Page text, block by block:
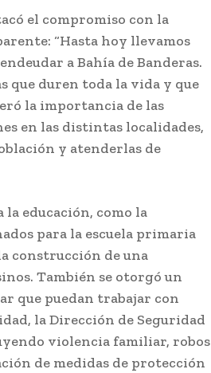
el compromiso con la
“Hasta hoy llevamos
a Bahía de Banderas.
que duren toda la vida y que
la importancia de las
en las distintas localidades,
y atenderlas de
educación, como la
para la escuela primaria
construcción de una
También se otorgó un
que puedan trabajar con
la Dirección de Seguridad
violencia familiar, robos
de medidas de protección